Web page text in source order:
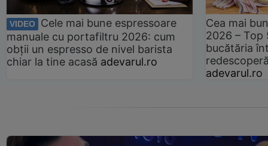
VIDEO
Cele mai bune espressoare
manuale cu portafiltru 2026: cum
obții un espresso de nivel barista
chiar la tine acasă adevarul.ro
Cea mai
2026 –
bucătăria
adevarul.ro